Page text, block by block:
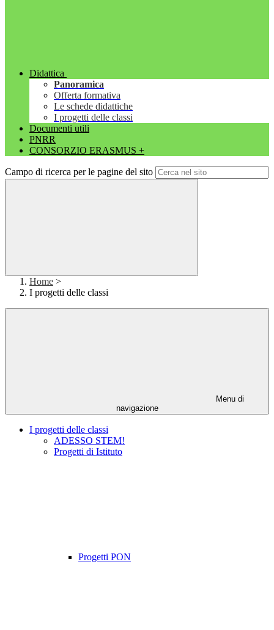
Didattica
Panoramica
Offerta formativa
Le schede didattiche
I progetti delle classi
Documenti utili
PNRR
CONSORZIO ERASMUS +
Campo di ricerca per le pagine del sito
Home >
I progetti delle classi
Menu di
navigazione
I progetti delle classi
ADESSO STEM!
Progetti di Istituto
Progetti PON